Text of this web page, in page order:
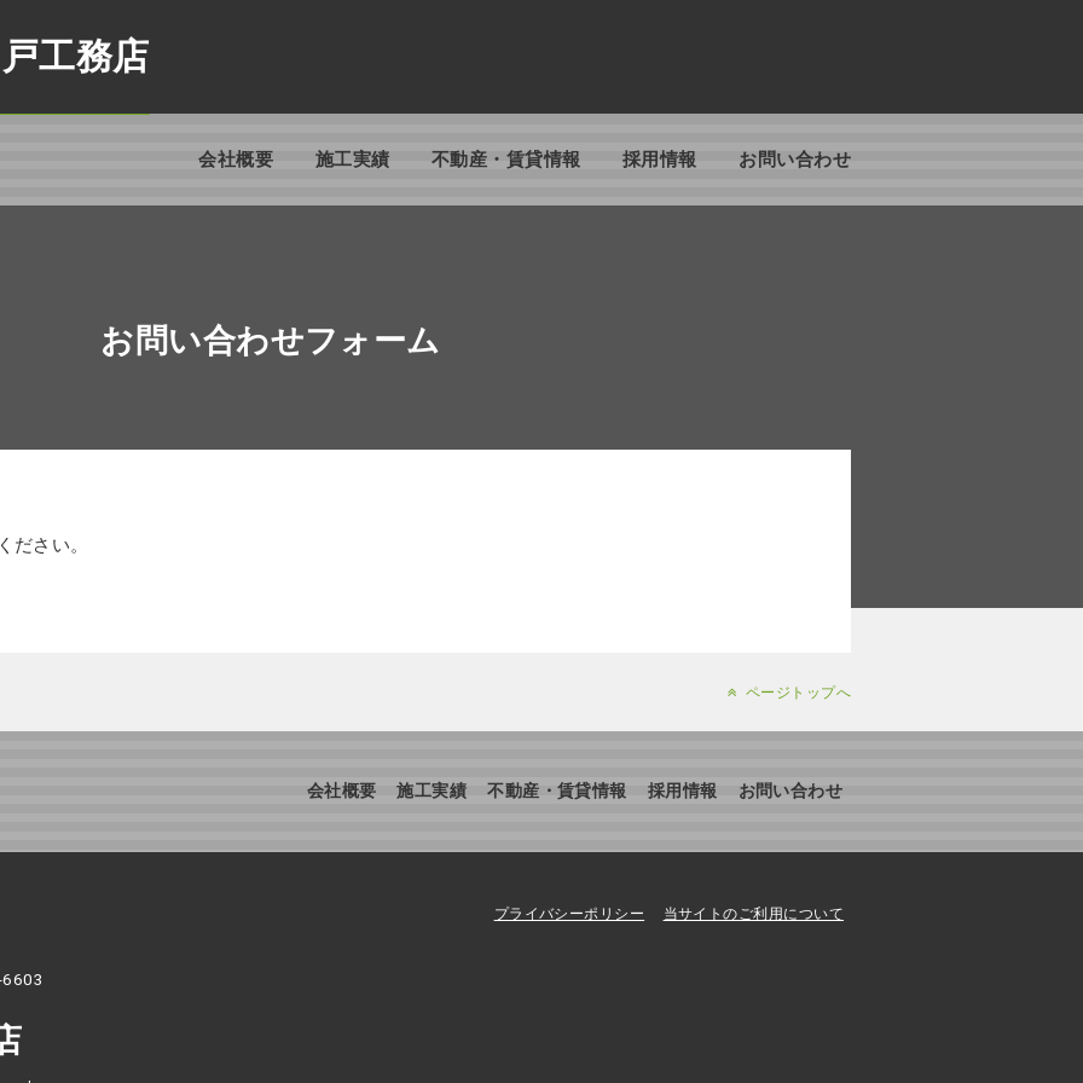
工務店
会社概要 施工実績 不動産・賃貸情報 採用情報 お問い合わせ
お問い合わせフォーム
ださい。
ページトップへ
会社概要 施工実績 不動産・賃貸情報 採用情報 お問い合わせ
プライバシーポリシー 当サイトのご利用について